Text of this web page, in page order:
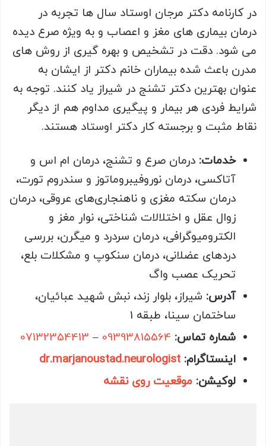
در کارنامه دکتر مرجان اوستاد سال ها تجربه در
درمان بیماری های مغز و اعصاب و به ویژه صرع دیده
می شود. دقت در تشخیص و بهره گیری از روش های
مدرن باعث شده بیماران خانم دکتر از ایشان به
عنوان بهترین دکتر تشنج در شیراز یاد کنند. توجه به
شرایط فردی هر بیمار و پیگیری مداوم هم از دیگر
نقاط مثبت و برجسته کار دکتر اوستاد هستند.
خدمات: درمان صرع و تشنج، درمان ام اس و
آتاکسی، درمان نوروفیبروماتوز و سندروم تورت،
درمان سکته مغزی و ناهنجاری‌های عروقی، درمان
زوال عقل و اختلالات شناختی، نوار مغز و
الکترومیوگرافی، درمان سردرد و میگرن، بررسی
دردهای عضلانی، درمان سنکوپ و مشکلات بلع،
تحریک عصب واگ
آدرس: شیراز، بلوار زند، نبش شهید عبائیان،
ساختمان سینا، طبقه 1
شماره تماس:
–
07132354413
اینستاگرام:
dr.marjanoustad.neurologist
لوکیشن: موقعیت روی نقشه